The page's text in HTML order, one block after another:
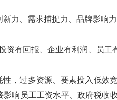
、需求捕捉力、品牌影响力
有回报、企业有利润、员工
，过多资源、要素投入低效
响员工工资水平、政府税收